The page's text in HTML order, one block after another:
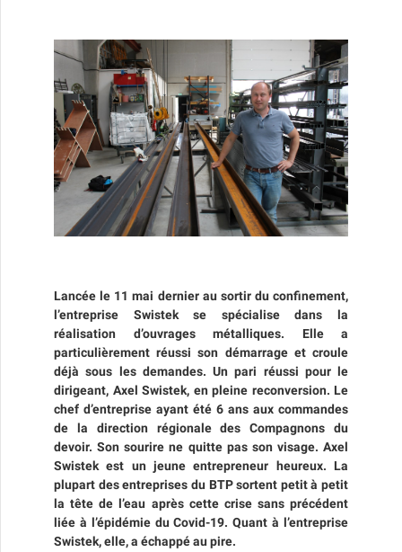
Lancée le 11 mai dernier au sortir du confinement,
l’entreprise Swistek se spécialise dans la
réalisation d’ouvrages métalliques. Elle a
particulièrement réussi son démarrage et croule
déjà sous les demandes. Un pari réussi pour le
dirigeant, Axel Swistek, en pleine reconversion. Le
chef d’entreprise ayant été 6 ans aux commandes
de la direction régionale des Compagnons du
devoir. Son sourire ne quitte pas son visage. Axel
Swistek est un jeune entrepreneur heureux. La
plupart des entreprises du BTP sortent petit à petit
la tête de l’eau après cette crise sans précédent
liée à l’épidémie du Covid-19. Quant à l’entreprise
Swistek, elle, a échappé au pire.